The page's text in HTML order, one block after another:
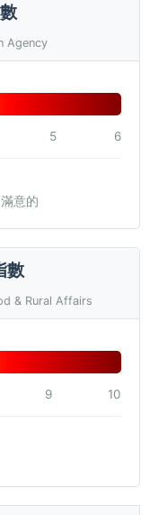
Agency
5 6
意的
數
& Rural Affairs
9 10